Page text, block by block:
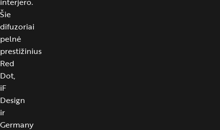
Šie
difuzoriai
pelnė
prestižinius
Red
Dot,
iF
Design
ir
Germany